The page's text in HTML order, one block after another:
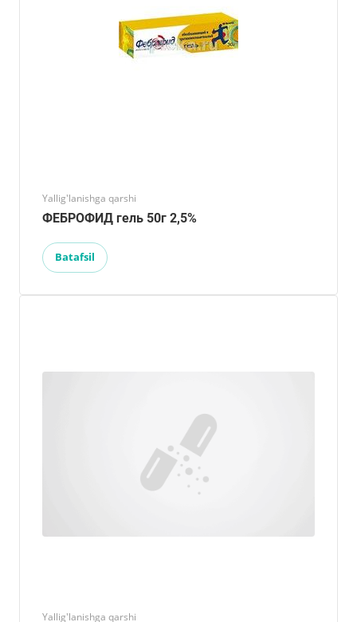
Yallig'lanishga qarshi
ФЕБРОФИД гель 50г 2,5%
Batafsil
Yallig'lanishga qarshi